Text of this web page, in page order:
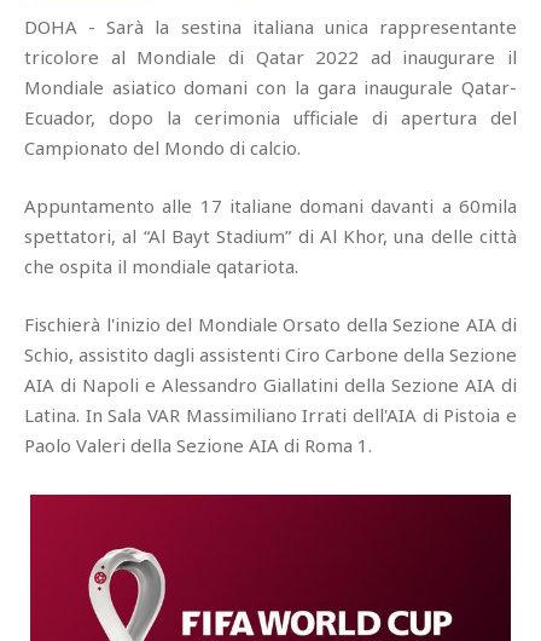
DOHA - Sarà la sestina italiana unica rappresentante
tricolore al Mondiale di Qatar 2022 ad inaugurare il
Mondiale asiatico domani con la gara inaugurale Qatar-
Ecuador, dopo la cerimonia ufficiale di apertura del
Campionato del Mondo di calcio.
Appuntamento alle 17 italiane domani davanti a 60mila
spettatori, al “Al Bayt Stadium” di Al Khor, una delle città
che ospita il mondiale qatariota.
Fischierà l'inizio del Mondiale Orsato della Sezione AIA di
Schio, assistito dagli assistenti Ciro Carbone della Sezione
AIA di Napoli e Alessandro Giallatini della Sezione AIA di
Latina. In Sala VAR Massimiliano Irrati dell'AIA di Pistoia e
Paolo Valeri della Sezione AIA di Roma 1.